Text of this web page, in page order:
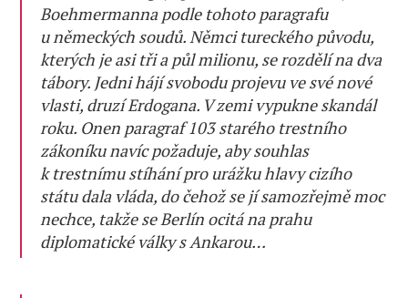
Boehmermanna podle tohoto paragrafu
u německých soudů. Němci tureckého původu,
kterých je asi tři a půl milionu, se rozdělí na dva
tábory. Jedni hájí svobodu projevu ve své nové
vlasti, druzí Erdogana. V zemi vypukne skandál
roku. Onen paragraf 103 starého trestního
zákoníku navíc požaduje, aby souhlas
k trestnímu stíhání pro urážku hlavy cizího
státu dala vláda, do čehož se jí samozřejmě moc
nechce, takže se Berlín ocitá na prahu
diplomatické války s Ankarou…